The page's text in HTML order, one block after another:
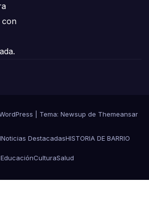
con
Tema: Newsup de Themeansar
Noticias DestacadasHISTORIA DE BARRIO
EducaciónCulturaSalud